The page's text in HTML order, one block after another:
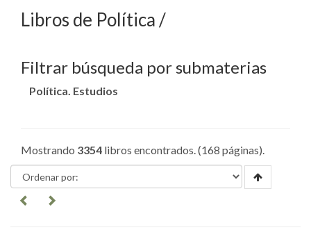
Libros de Política
Filtrar búsqueda por submaterias
Política. Estudios
Mostrando 3354 libros encontrados. (168 páginas).